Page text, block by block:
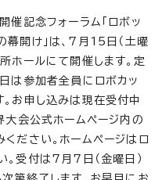
記念フォーラム「ロボッ
開け」は、7月15日（土曜
ホールにて開催します。定
は参加者全員にロボカッ
お申し込みは現在受付中
会公式ホームページ内の
ださい。ホームページはロ
受付は7月7日（金曜日）